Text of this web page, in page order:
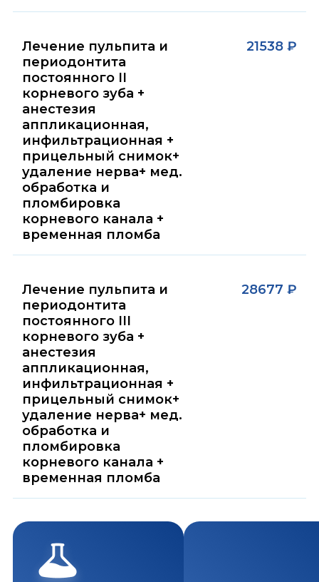
Лечение пульпита и
периодонтита
постоянного II
корневого зуба +
анестезия
аппликационная,
инфильтрационная +
прицельный снимок+
удаление нерва+ мед.
обработка и
пломбировка
корневого канала +
временная пломба
21538 ₽
Лечение пульпита и
периодонтита
постоянного III
корневого зуба +
анестезия
аппликационная,
инфильтрационная +
прицельный снимок+
удаление нерва+ мед.
обработка и
пломбировка
корневого канала +
временная пломба
28677 ₽